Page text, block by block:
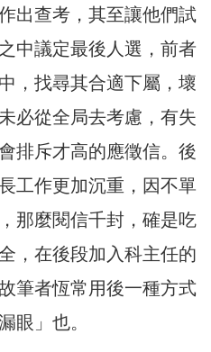
出查考，其至讓他們試
中議定最後人選，前者
，找尋其合適下屬，壞
必從全局去考慮，有失
排斥才高的應徵信。後
工作更加沉重，因不單
那麼閱信千封，確是吃
，在後段加入科主任的
筆者恆常用後一種方式
眼」也。